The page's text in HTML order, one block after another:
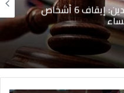
إشاعة حريق سجن المسعدين: ‬إيقاف 6 أشخاص